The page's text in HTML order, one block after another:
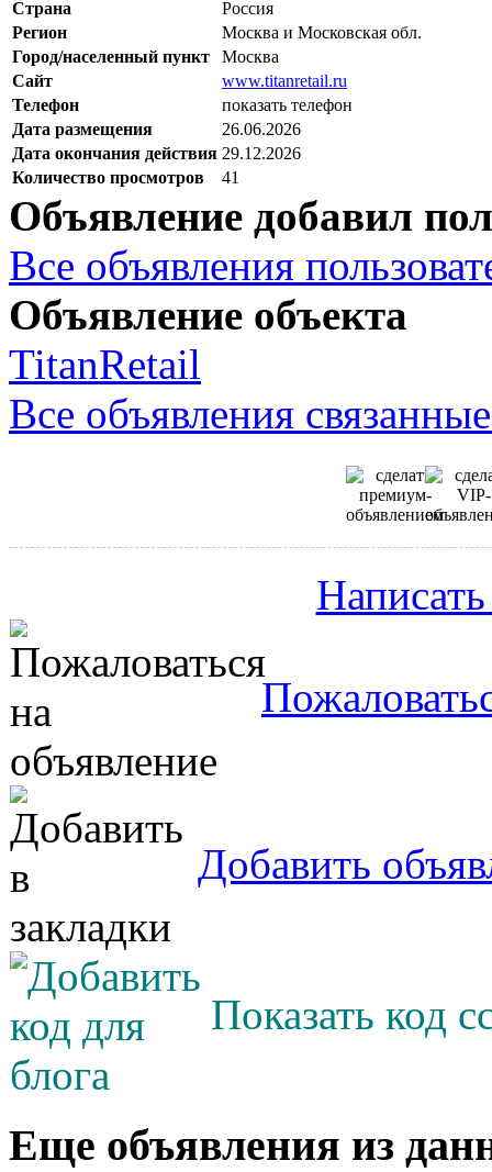
Страна
Россия
Регион
Москва и Московская обл.
Город/населенный пункт
Москва
Сайт
www.titanretail.ru
Телефон
показать телефон
Дата размещения
26.06.2026
Дата окончания действия 29.12.2026
Количество просмотров
41
Объявление добавил
Все объявления
Объявление объекта
TitanRetail
Все объявления
Добавить
Показать код
Еще объявления из